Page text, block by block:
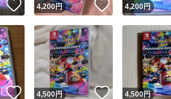
いいね！
4,200円 いいね！
4,200円
いいね！
4,500円 いいね！
4,500円